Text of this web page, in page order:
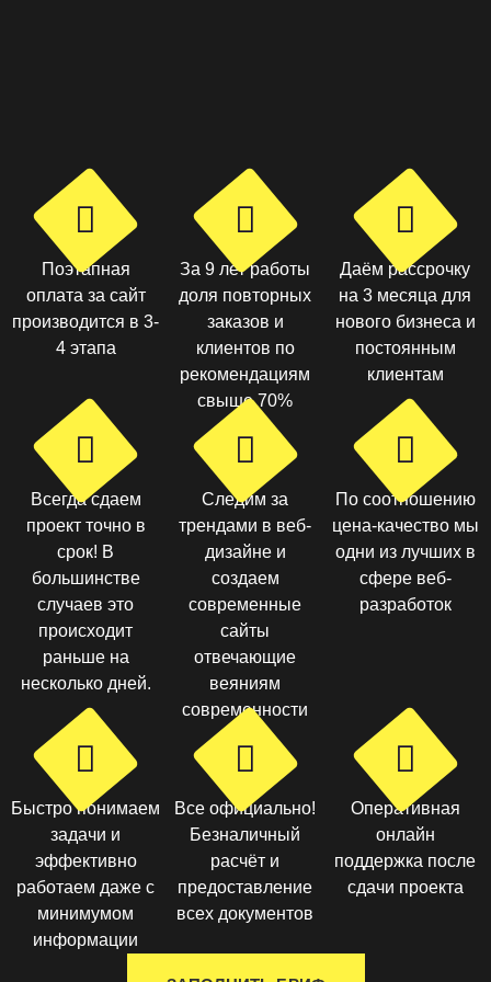
Поэтапная
оплата за сайт
производится в 3-
4 этапа
За 9 лет работы
доля повторных
заказов и
клиентов по
рекомендациям
свыше 70%
Даём рассрочку
на 3 месяца для
нового бизнеса и
постоянным
клиентам
Всегда сдаем
проект точно в
срок! В
большинстве
случаев это
происходит
раньше на
несколько дней.
Следим за
трендами в веб-
дизайне и
создаем
современные
сайты
отвечающие
веяниям
современности
По соотношению
цена-качество мы
одни из лучших в
сфере веб-
разработок
Быстро понимаем
задачи и
эффективно
работаем даже с
минимумом
информации
Все официально!
Безналичный
расчёт и
предоставление
всех документов
Оперативная
онлайн
поддержка после
сдачи проекта